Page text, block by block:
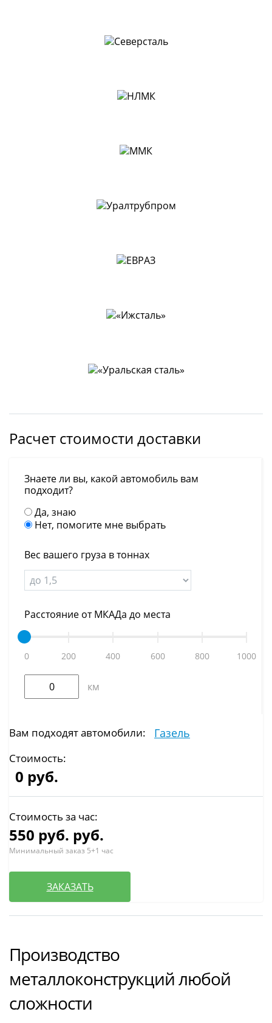
Расчет стоимости доставки
Знаете ли вы, какой автомобиль вам
подходит?
Да, знаю
Нет, помогите мне выбрать
Вес вашего груза в тоннах
Расстояние от МКАДа до места
0 200 400 600 800 1000
км
Вам подходят автомобили: Газель
Стоимость:
0 руб.
Стоимость за час:
550 руб. руб.
Минимальный заказ 5+1 час
ЗАКАЗАТЬ
Производство
металлоконструкций любой
сложности